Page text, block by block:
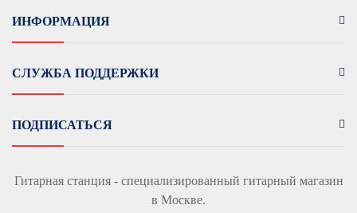
ИНФОРМАЦИЯ
СЛУЖБА ПОДДЕРЖКИ
ПОДПИСАТЬСЯ
Гитарная станция - специализированный гитарный магазин
в Москве.